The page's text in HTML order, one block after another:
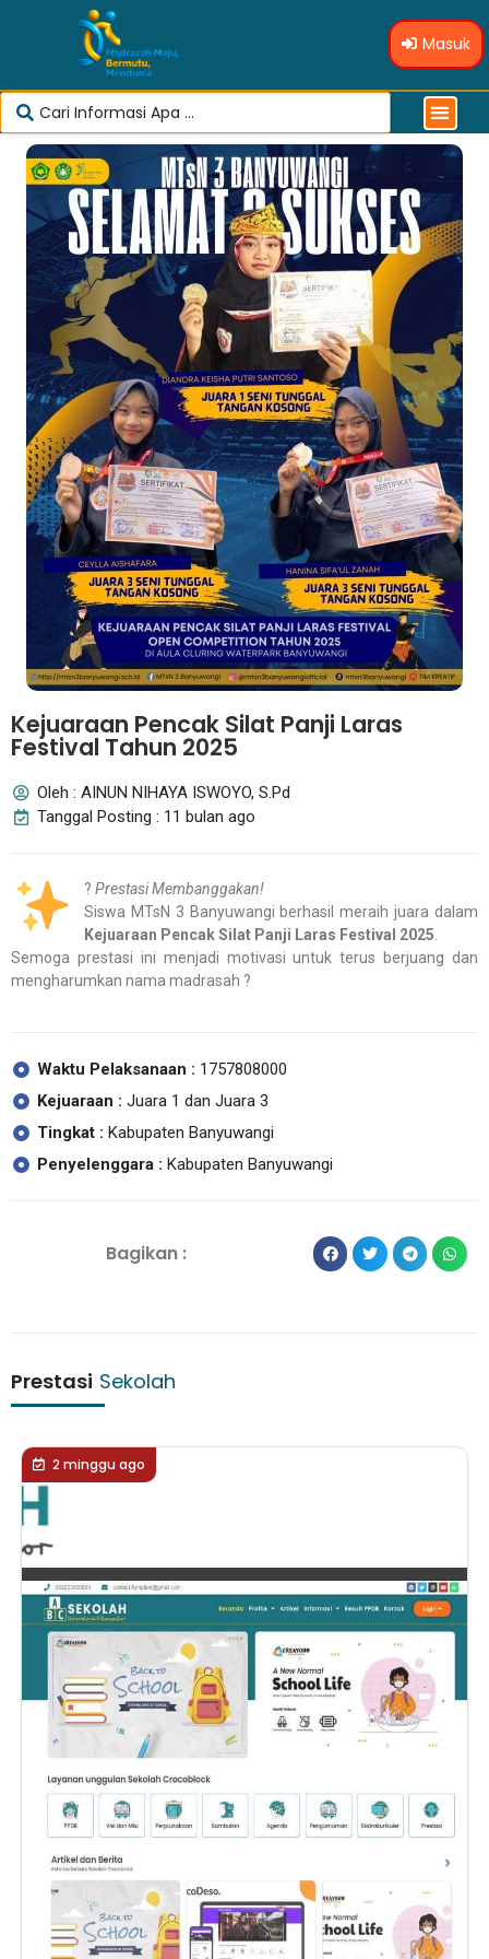
Masuk
Kejuaraan Pencak Silat Panji Laras
Festival Tahun 2025
Oleh : AINUN NIHAYA ISWOYO, S.Pd
Tanggal Posting : 11 bulan ago
? Prestasi Membanggakan!
Siswa MTsN 3 Banyuwangi berhasil meraih juara dalam
Kejuaraan Pencak Silat Panji Laras Festival 2025
Semoga prestasi ini menjadi motivasi untuk terus berjuang dan
mengharumkan nama madrasah ?
Waktu Pelaksanaan : 1757808000
Kejuaraan : Juara 1 dan Juara 3
Tingkat : Kabupaten Banyuwangi
Penyelenggara : Kabupaten Banyuwangi
Bagikan :
Prestasi Sekolah
2 minggu ago